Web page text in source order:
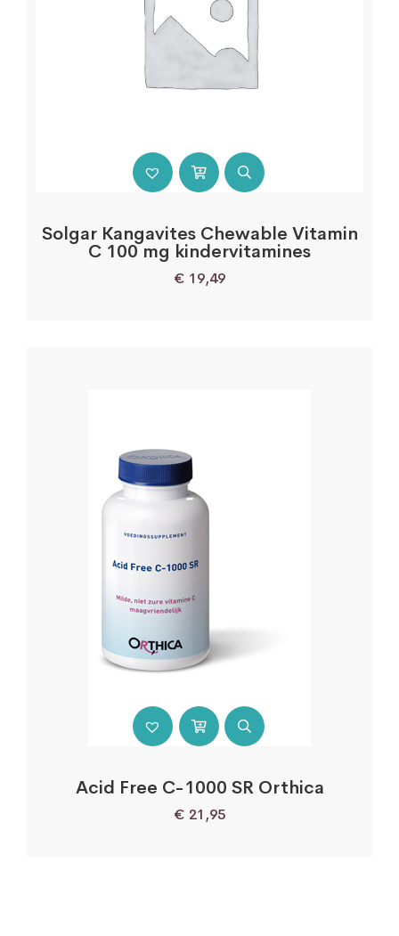
Solgar Kangavites Chewable Vitamin
C 100 mg kindervitamines
€ 19,49
Acid Free C-1000 SR Orthica
€ 21,95